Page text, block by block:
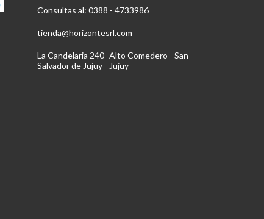
Consultas al: 0388 - 4733986
tienda@horizontesrl.com
La Candelaria 240- Alto Comedero - San
Salvador de Jujuy - Jujuy